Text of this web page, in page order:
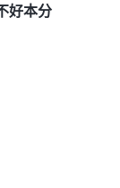
体安逸就是
字”“人生苦
朝有酒今朝
何必为难自
安逸，觉得
好本分